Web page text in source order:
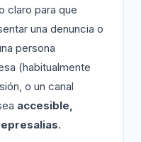
claro para que
una denuncia o
persona
(habitualmente
o un canal
accesible,
.